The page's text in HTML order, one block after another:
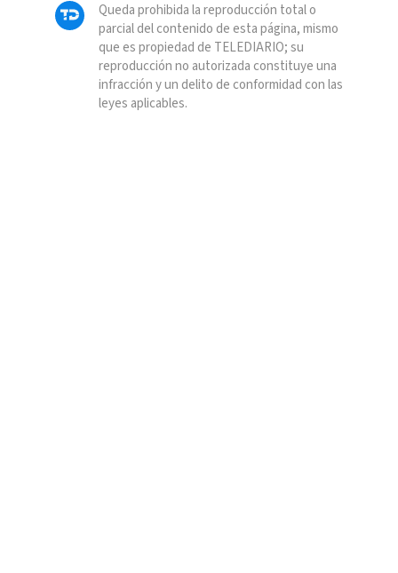
Queda prohibida la reproducción total o
parcial del contenido de esta página, mismo
que es propiedad de TELEDIARIO; su
reproducción no autorizada constituye una
infracción y un delito de conformidad con las
leyes aplicables.